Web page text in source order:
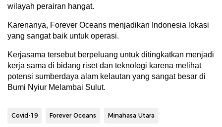
wilayah perairan hangat.
Karenanya, Forever Oceans menjadikan Indonesia lokasi
yang sangat baik untuk operasi.
Kerjasama tersebut berpeluang untuk ditingkatkan menjadi
kerja sama di bidang riset dan teknologi karena melihat
potensi sumberdaya alam kelautan yang sangat besar di
Bumi Nyiur Melambai Sulut.
Covid-19 Forever Oceans Minahasa Utara